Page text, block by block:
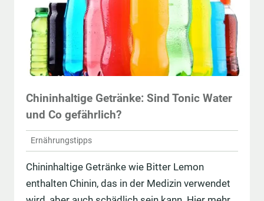
Chininhaltige Getränke: Sind Tonic Water
und Co gefährlich?
Ernährungstipps
Chininhaltige Getränke wie Bitter Lemon
enthalten Chinin, das in der Medizin verwendet